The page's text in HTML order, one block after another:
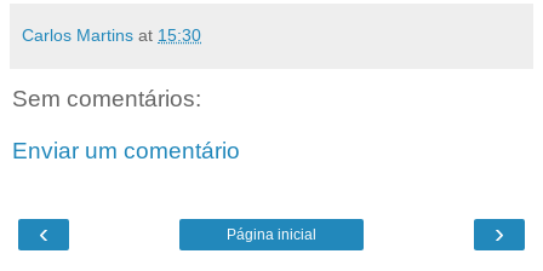
Carlos Martins at 15:30
Sem comentários:
Enviar um comentário
‹ ›
Página inicial